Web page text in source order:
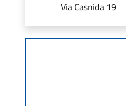
Via Casnida 19